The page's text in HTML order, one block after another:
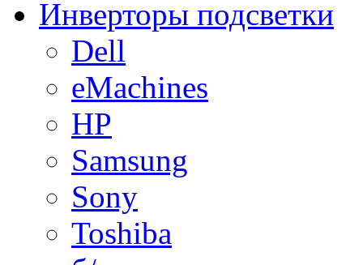
Инверторы подсветки
Dell
eMachines
HP
Samsung
Sony
Toshiba